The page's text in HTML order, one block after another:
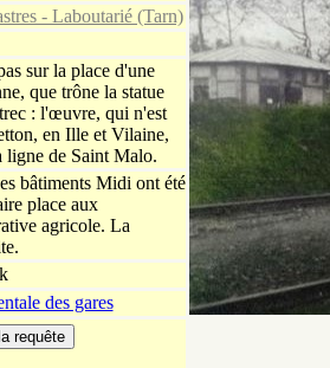
- Laboutarié (Tarn)
sur la place d'une
que trône la statue
: l'œuvre, qui n'est
en Ille et Vilaine,
ligne de Saint Malo.
bâtiments Midi ont été
place aux
agricole. La
des gares